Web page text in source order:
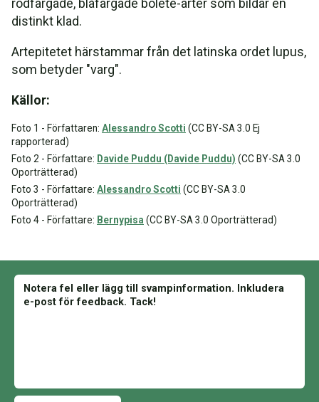
rödfärgade, blåfärgade bolete-arter som bildar en
distinkt klad.
Artepitetet härstammar från det latinska ordet lupus,
som betyder "varg".
Källor:
Foto 1 - Författaren: Alessandro Scotti (CC BY-SA 3.0 Ej
rapporterad)
Foto 2 - Författare: Davide Puddu (Davide Puddu) (CC BY-SA 3.0
Oporträtterad)
Foto 3 - Författare: Alessandro Scotti (CC BY-SA 3.0
Oporträtterad)
Foto 4 - Författare: Bernypisa (CC BY-SA 3.0 Oporträtterad)